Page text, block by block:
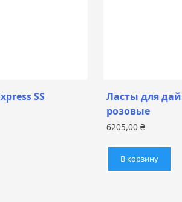
SS
Ласты для
розовые
6205,00₴
В корзину